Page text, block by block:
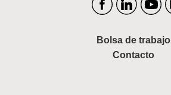
Bolsa de trabajo
Contacto